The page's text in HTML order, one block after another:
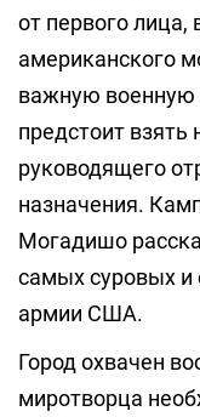
от первого лица,
американского
важную
предстоит взять
руководящего
назначения.
Могадишо
самых суровых и
армии США.
Город охвачен
миротворца